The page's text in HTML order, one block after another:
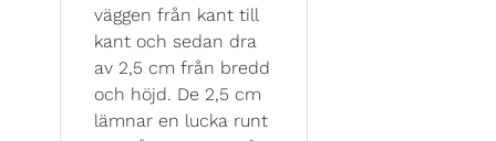
väggen från kant till
kant och sedan dra
av 2,5 cm från bredd
och höjd. De 2,5 cm
lämnar en lucka runt